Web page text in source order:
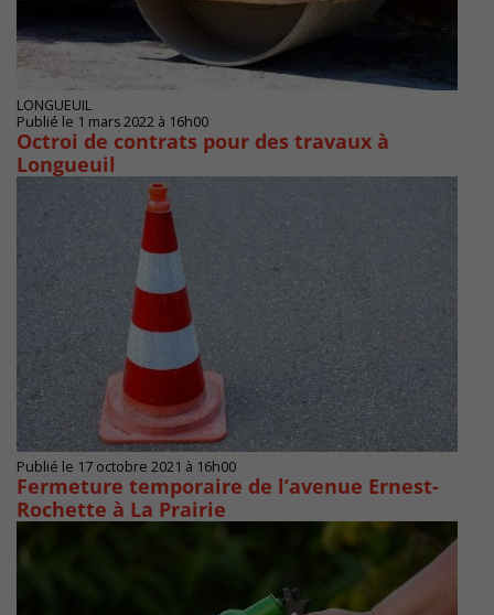
LONGUEUIL
Publié le 1 mars 2022 à 16h00
Octroi de contrats pour des travaux à
Longueuil
Publié le 17 octobre 2021 à 16h00
Fermeture temporaire de l’avenue Ernest-
Rochette à La Prairie